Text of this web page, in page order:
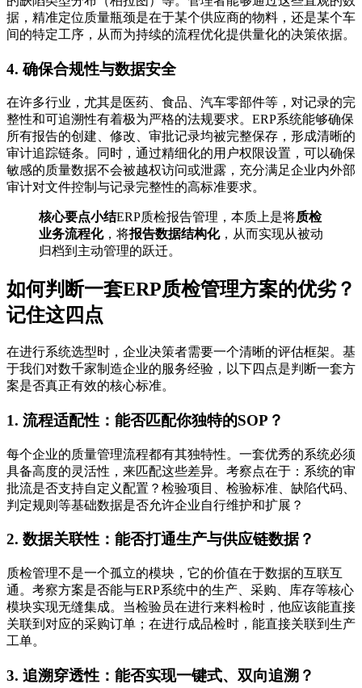
据，精准定位质量瓶颈是在于某个供应商的物料，还是某个车
间的特定工序，从而为持续的流程优化提供量化的决策依据。
4. 确保合规性与数据安全
在许多行业，尤其是医药、食品、汽车零部件等，对记录的完
整性和可追溯性有着极为严格的法规要求。ERP系统能够确保
所有报告的创建、修改、审批记录均被完整保存，形成清晰的
审计追踪链条。同时，通过精细化的用户权限设置，可以确保
敏感的质量数据不会被越权访问或泄露，充分满足企业内外部
审计对文件控制与记录完整性的高标准要求。
核心要点小结ERP质检报告管理，本质上是将质检
业务流程化，将报告数据结构化，从而实现从被动
归档到主动管理的跃迁。
如何判断一套ERP质检管理方案的优劣？
记住这四点
在进行系统选型时，企业决策者需要一个清晰的评估框架。基
于我们对数千家制造企业的服务经验，以下四点是判断一套方
案是否真正有效的核心标准。
1. 流程适配性：能否匹配你独特的SOP？
每个企业的质量管理流程都有其独特性。一套优秀的系统必须
具备高度的灵活性，来匹配这些差异。考察点在于：系统的审
批流是否支持自定义配置？检验项目、检验标准、缺陷代码、
判定规则等基础数据是否允许企业自行维护和扩展？
2. 数据关联性：能否打通生产与供应链数据？
质检管理不是一个孤立的模块，它的价值在于数据的互联互
通。考察方案是否能与ERP系统中的生产、采购、库存等核心
模块实现无缝集成。当检验员在进行来料检时，他应该能直接
关联到对应的采购订单；在进行成品检时，能直接关联到生产
工单。
3. 追溯穿透性：能否实现一键式、双向追溯？